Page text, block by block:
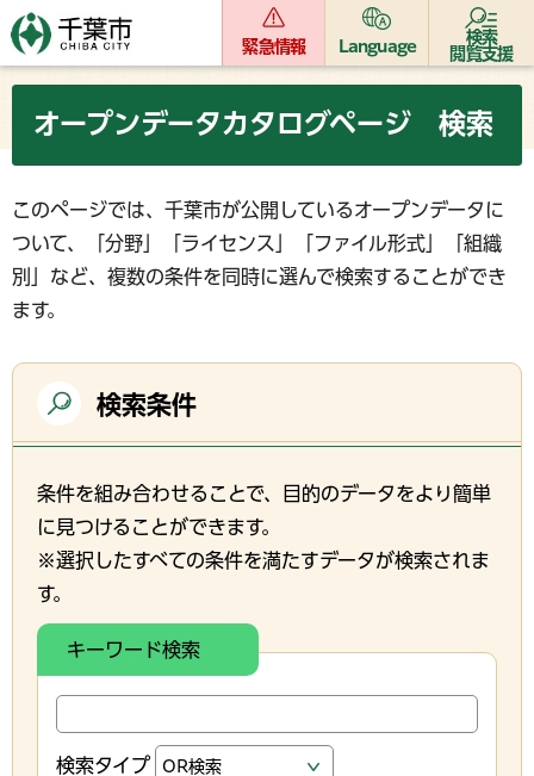
緊急情報 Language
検索
閲覧支援
オープンデータカタログページ 検索
このページでは、千葉市が公開しているオープンデータに
ついて、「分野」「ライセンス」「ファイル形式」「組織
別」など、複数の条件を同時に選んで検索することができ
ます。
検索条件
条件を組み合わせることで、目的のデータをより簡単
に見つけることができます。
※選択したすべての条件を満たすデータが検索されま
す。
キーワード検索
検索タイプ